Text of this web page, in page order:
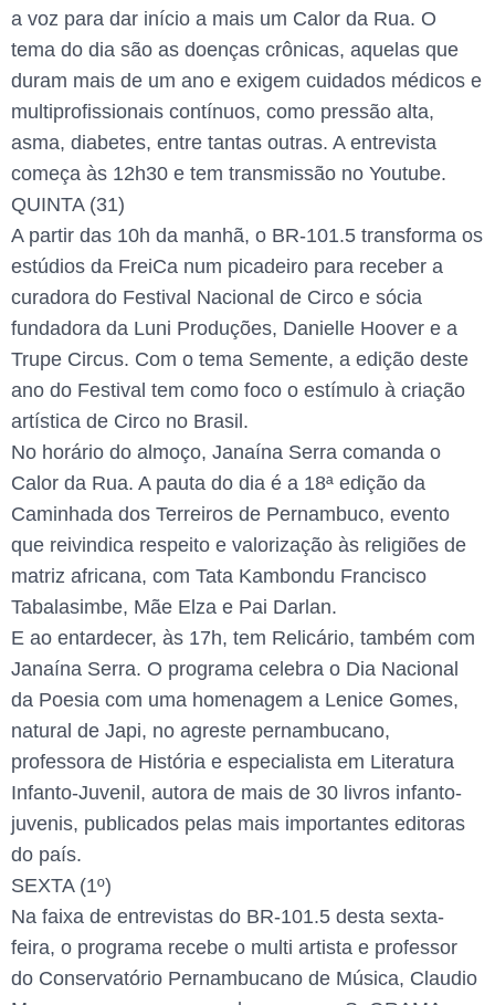
a voz para dar início a mais um Calor da Rua. O
tema do dia são as doenças crônicas, aquelas que
duram mais de um ano e exigem cuidados médicos e
multiprofissionais contínuos, como pressão alta,
asma, diabetes, entre tantas outras. A entrevista
começa às 12h30 e tem transmissão no Youtube.
QUINTA (31)
A partir das 10h da manhã, o BR-101.5 transforma os
estúdios da FreiCa num picadeiro para receber a
curadora do Festival Nacional de Circo e sócia
fundadora da Luni Produções, Danielle Hoover e a
Trupe Circus. Com o tema Semente, a edição deste
ano do Festival tem como foco o estímulo à criação
artística de Circo no Brasil.
No horário do almoço, Janaína Serra comanda o
Calor da Rua. A pauta do dia é a 18ª edição da
Caminhada dos Terreiros de Pernambuco, evento
que reivindica respeito e valorização às religiões de
matriz africana, com Tata Kambondu Francisco
Tabalasimbe, Mãe Elza e Pai Darlan.
E ao entardecer, às 17h, tem Relicário, também com
Janaína Serra. O programa celebra o Dia Nacional
da Poesia com uma homenagem a Lenice Gomes,
natural de Japi, no agreste pernambucano,
professora de História e especialista em Literatura
Infanto-Juvenil, autora de mais de 30 livros infanto-
juvenis, publicados pelas mais importantes editoras
do país.
SEXTA (1º)
Na faixa de entrevistas do BR-101.5 desta sexta-
feira, o programa recebe o multi artista e professor
do Conservatório Pernambucano de Música, Claudio